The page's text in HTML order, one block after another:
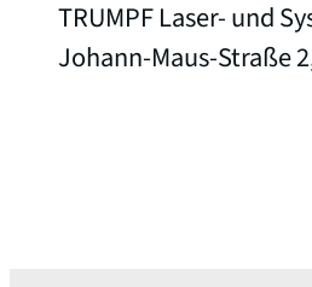
TRUMPF Laser- und
Johann-Maus-Straße